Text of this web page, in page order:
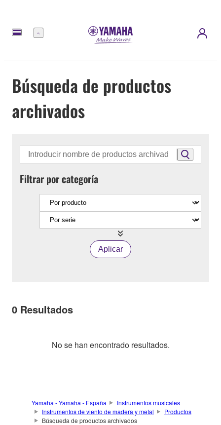
Menú
Búsqueda de productos
archivados
Filtrar por categoría
Aplicar
0 Resultados
No se han encontrado resultados.
Yamaha - Yamaha - España
Instrumentos musicales
Instrumentos de viento de madera y metal
Productos
Búsqueda de productos archivados